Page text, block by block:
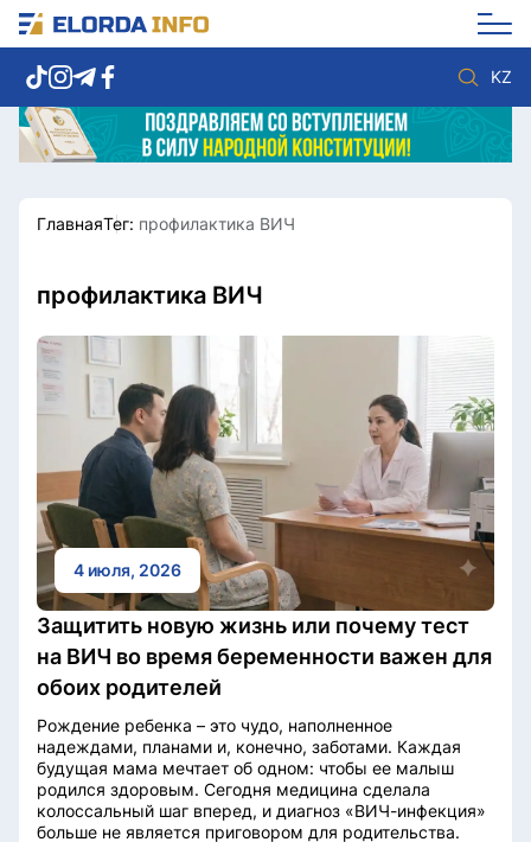
KZ
Новости столицы
Политика
Спорт
Культура
Разное
Видео
Мир
Послание
Служба Комплаенс
Этический кодекс
Служу стране
ГлавнаяТег: профилактика ВИЧ
профилактика ВИЧ
4 июля, 2026
Защитить новую жизнь или почему тест
на ВИЧ во время беременности важен для
обоих родителей
Рождение ребенка – это чудо, наполненное
надеждами, планами и, конечно, заботами. Каждая
будущая мама мечтает об одном: чтобы ее малыш
родился здоровым. Сегодня медицина сделала
колоссальный шаг вперед, и диагноз «ВИЧ-инфекция»
больше не является приговором для родительства.